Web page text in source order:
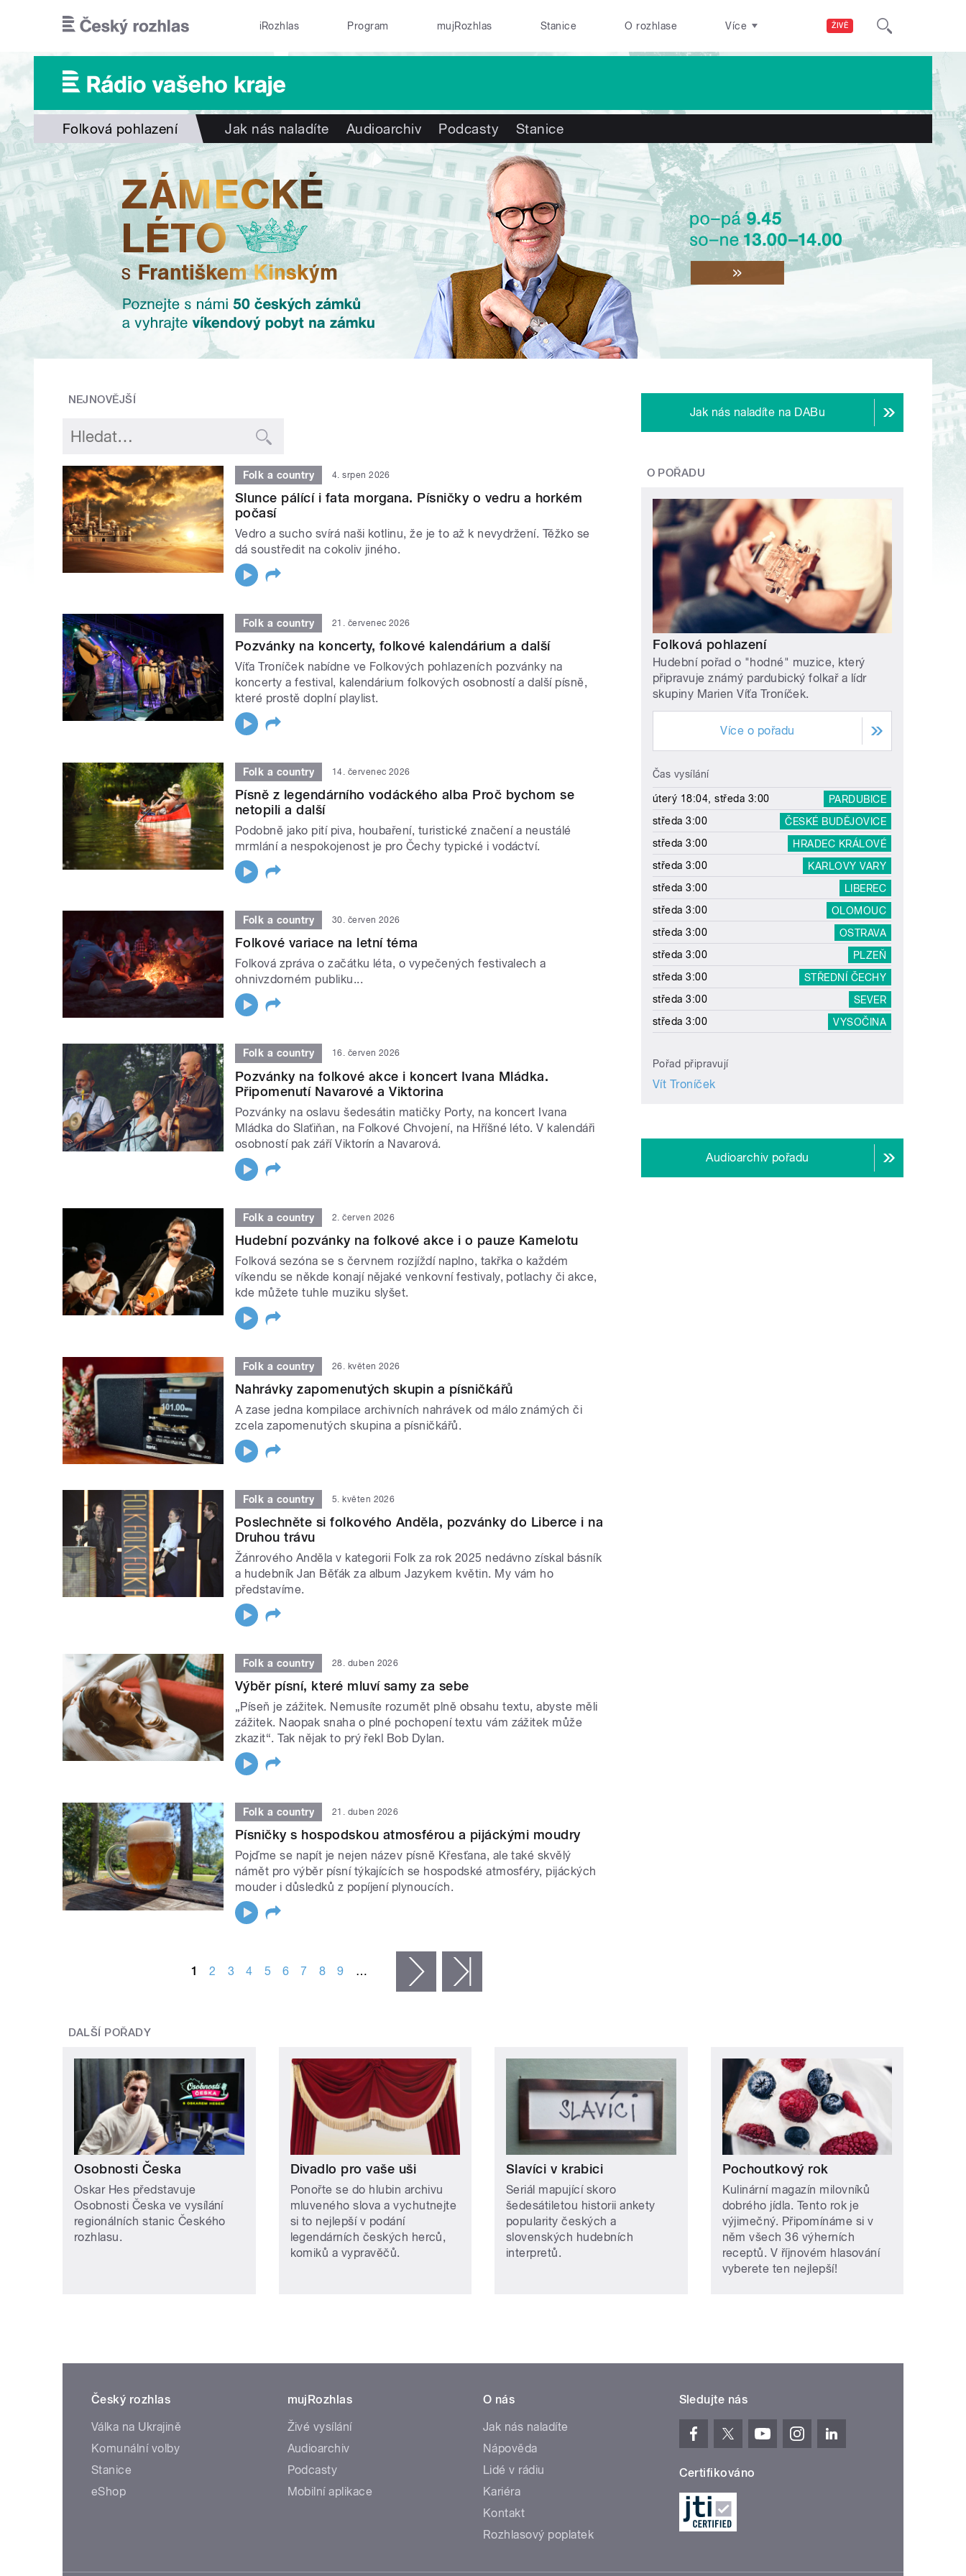
ŽIVĚ
iRozhlas Program mujRozhlas Stanice O rozhlase Více
Folková pohlazení Jak nás naladíte Audioarchiv Podcasty Stanice
NEJNOVĚJŠÍ
Folk a country 4. srpen 2026
Slunce pálící i fata morgana. Písničky o vedru a horkém
počasí
Vedro a sucho svírá naši kotlinu, že je to až k nevydržení. Těžko se
dá soustředit na cokoliv jiného.
Folk a country 21. červenec 2026
Pozvánky na koncerty, folkové kalendárium a další
Víťa Troníček nabídne ve Folkových pohlazeních pozvánky na
koncerty a festival, kalendárium folkových osobností a další písně,
které prostě doplní playlist.
Folk a country 14. červenec 2026
Písně z legendárního vodáckého alba Proč bychom se
netopili a další
Podobně jako pití piva, houbaření, turistické značení a neustálé
mrmlání a nespokojenost je pro Čechy typické i vodáctví.
Folk a country 30. červen 2026
Folkové variace na letní téma
Folková zpráva o začátku léta, o vypečených festivalech a
ohnivzdorném publiku...
Folk a country 16. červen 2026
Pozvánky na folkové akce i koncert Ivana Mládka.
Připomenutí Navarové a Viktorina
Pozvánky na oslavu šedesátin matičky Porty, na koncert Ivana
Mládka do Slaťiňan, na Folkové Chvojení, na Hříšné léto. V kalendáři
osobností pak září Viktorín a Navarová.
Folk a country 2. červen 2026
Hudební pozvánky na folkové akce i o pauze Kamelotu
Folková sezóna se s červnem rozjíždí naplno, takřka o každém
víkendu se někde konají nějaké venkovní festivaly, potlachy či akce,
kde můžete tuhle muziku slyšet.
Folk a country 26. květen 2026
Nahrávky zapomenutých skupin a písničkářů
A zase jedna kompilace archivních nahrávek od málo známých či
zcela zapomenutých skupina a písničkářů.
Folk a country 5. květen 2026
Poslechněte si folkového Anděla, pozvánky do Liberce i na
Druhou trávu
Žánrového Anděla v kategorii Folk za rok 2025 nedávno získal básník
a hudebník Jan Běťák za album Jazykem květin. My vám ho
představíme.
Folk a country 28. duben 2026
Výběr písní, které mluví samy za sebe
„Píseň je zážitek. Nemusíte rozumět plně obsahu textu, abyste měli
zážitek. Naopak snaha o plné pochopení textu vám zážitek může
zkazit“. Tak nějak to prý řekl Bob Dylan.
Folk a country 21. duben 2026
Písničky s hospodskou atmosférou a pijáckými moudry
Pojďme se napít je nejen název písně Křesťana, ale také skvělý
námět pro výběr písní týkajících se hospodské atmosféry, pijáckých
mouder i důsledků z popíjení plynoucích.
1 2 3 4 5 6 7 8 9 … následující ›
Jak nás naladíte na DABu
O POŘADU
Folková pohlazení
Hudební pořad o "hodné" muzice, který
připravuje známý pardubický folkař a lídr
skupiny Marien Víťa Troníček.
Více o pořadu
Čas vysílání
úterý 18:04, středa 3:00
PARDUBICE
středa 3:00
ČESKÉ BUDĚJOVICE
středa 3:00
HRADEC KRÁLOVÉ
středa 3:00
KARLOVY VARY
středa 3:00
LIBEREC
středa 3:00
OLOMOUC
středa 3:00
OSTRAVA
středa 3:00
PLZEŇ
středa 3:00
STŘEDNÍ ČECHY
středa 3:00
SEVER
středa 3:00
VYSOČINA
Pořad připravují
Vít Troníček
Audioarchiv pořadu
DALŠÍ POŘADY
Osobnosti Česka
Oskar Hes představuje
Osobnosti Česka ve vysílání
regionálních stanic Českého
rozhlasu.
Divadlo pro vaše uši
Ponořte se do hlubin archivu
mluveného slova a vychutnejte
si to nejlepší v podání
legendárních českých herců,
komiků a vypravěčů.
Slavíci v krabici
Seriál mapující skoro
šedesátiletou historii ankety
popularity českých a
slovenských hudebních
interpretů.
Pochoutkový rok
Kulinární magazín milovníků
dobrého jídla. Tento rok je
výjimečný. Připomínáme si v
něm všech 36 výherních
receptů. V říjnovém hlasování
vyberete ten nejlepší!
Český rozhlas
Válka na Ukrajině
Komunální volby
Stanice
eShop
mujRozhlas
Živé vysílání
Audioarchiv
Podcasty
Mobilní aplikace
O nás
Jak nás naladíte
Nápověda
Lidé v rádiu
Kariéra
Kontakt
Rozhlasový poplatek
Sledujte nás
Certifikováno